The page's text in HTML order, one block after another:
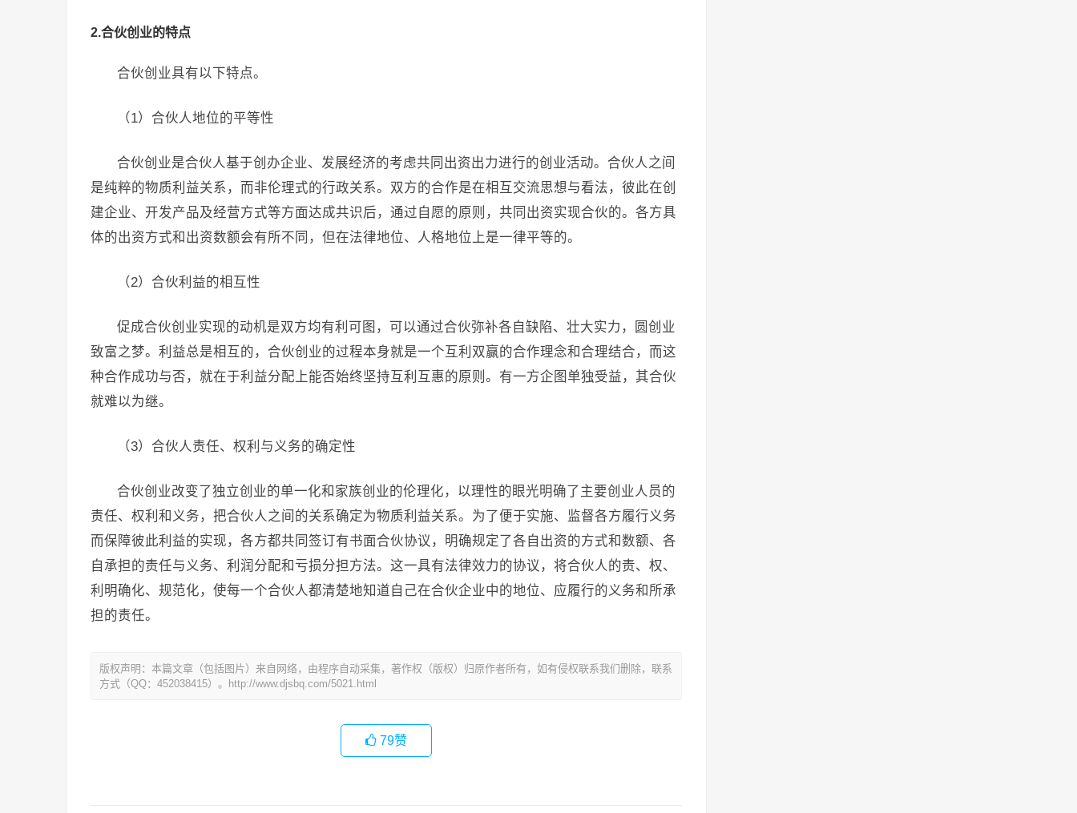
2.合伙创业的特点
合伙创业具有以下特点。
（1）合伙人地位的平等性
合伙创业是合伙人基于创办企业、发展经济的考虑共同出资出力进行的创业活动。合伙人之间
是纯粹的物质利益关系，而非伦理式的行政关系。双方的合作是在相互交流思想与看法，彼此在创
建企业、开发产品及经营方式等方面达成共识后，通过自愿的原则，共同出资实现合伙的。各方具
体的出资方式和出资数额会有所不同，但在法律地位、人格地位上是一律平等的。
（2）合伙利益的相互性
促成合伙创业实现的动机是双方均有利可图，可以通过合伙弥补各自缺陷、壮大实力，圆创业
致富之梦。利益总是相互的，合伙创业的过程本身就是一个互利双赢的合作理念和合理结合，而这
种合作成功与否，就在于利益分配上能否始终坚持互利互惠的原则。有一方企图单独受益，其合伙
就难以为继。
（3）合伙人责任、权利与义务的确定性
合伙创业改变了独立创业的单一化和家族创业的伦理化，以理性的眼光明确了主要创业人员的
责任、权利和义务，把合伙人之间的关系确定为物质利益关系。为了便于实施、监督各方履行义务
而保障彼此利益的实现，各方都共同签订有书面合伙协议，明确规定了各自出资的方式和数额、各
自承担的责任与义务、利润分配和亏损分担方法。这一具有法律效力的协议，将合伙人的责、权、
利明确化、规范化，使每一个合伙人都清楚地知道自己在合伙企业中的地位、应履行的义务和所承
担的责任。
版权声明：本篇文章（包括图片）来自网络，由程序自动采集，著作权（版权）归原作者所有，如有侵权联系我们删除，联系
方式（QQ：452038415）。http://www.djsbq.com/5021.html
79赞